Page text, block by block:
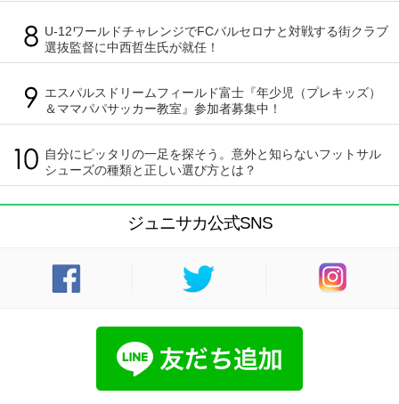
U-12ワールドチャレンジでFCバルセロナと対戦する街クラブ
選抜監督に中西哲生氏が就任！
エスパルスドリームフィールド富士『年少児（プレキッズ）
＆ママパパサッカー教室』参加者募集中！
自分にピッタリの一足を探そう。意外と知らないフットサル
シューズの種類と正しい選び方とは？
ジュニサカ公式SNS